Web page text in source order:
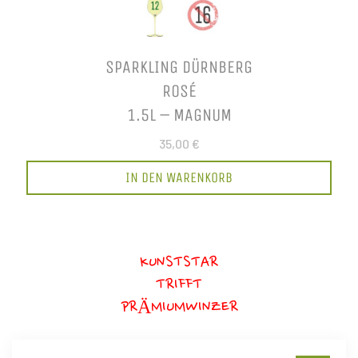
SPARKLING DÜRNBERG
ROSÉ
1.5L – MAGNUM
35,00 €
IN DEN WARENKORB
KUNSTSTAR
TRIFFT
PRÄMIUMWINZER